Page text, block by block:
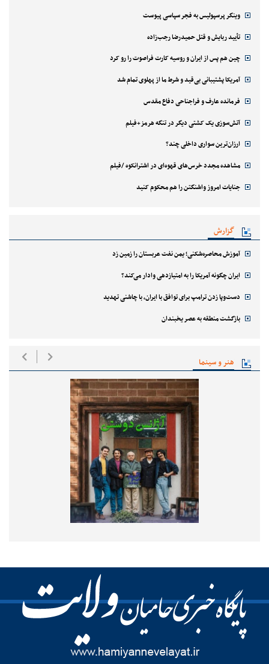
وینگر پرسپولیس به فجر سپاسی پیوست
تأیید ربایش و قتل حمیدرضا رجب‌زاده
چین هم پس از ایران و روسیه کارت فراصوت را رو کرد
آمریکا پشتیبانی بی‌قید و شرط ما از پهلوی تمام شد
فرمانده عارف و فراجناحی دفاع مقدس
آتش‌سوزی یک کشتی دیگر در تنگه هرمز+فیلم
ارزان‌ترین سواری داخلی چند؟
مشاهده مجدد خرس‌های قهوه‌ای در اشترانکوه /فیلم
جنایات امروز واشنگتن را هم محکوم کنید
گزارش
آموزش محاصره‌شکنی؛ یمن نفت عربستان را زمین زد
ایران چگونه آمریکا را به امتیازدهی وادار می‌کند؟
دست‌وپا زدن ترامپ برای توافق با ایران، با چاشنی تهدید
بازگشت منطقه به عصر یخبندان
هنر و سینما